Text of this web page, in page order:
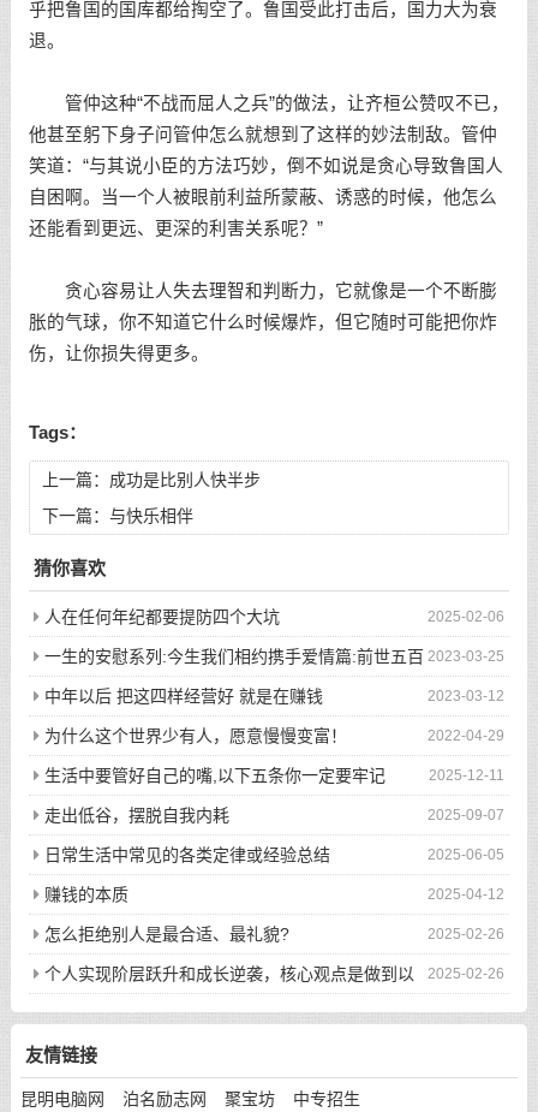
乎把鲁国的国库都给掏空了。鲁国受此打击后，国力大为衰
退。
管仲这种“不战而屈人之兵”的做法，让齐桓公赞叹不已，
他甚至躬下身子问管仲怎么就想到了这样的妙法制敌。管仲
笑道：“与其说小臣的方法巧妙，倒不如说是贪心导致鲁国人
自困啊。当一个人被眼前利益所蒙蔽、诱惑的时候，他怎么
还能看到更远、更深的利害关系呢？”
贪心容易让人失去理智和判断力，它就像是一个不断膨
胀的气球，你不知道它什么时候爆炸，但它随时可能把你炸
伤，让你损失得更多。
Tags：
上一篇： 成功是比别人快半步
下一篇： 与快乐相伴
猜你喜欢
2025-02-06
人在任何年纪都要提防四个大坑
2023-03-25
一生的安慰系列:今生我们相约携手爱情篇:前世五百
次的回眸才换来今生的相遇
2023-03-12
中年以后 把这四样经营好 就是在赚钱
2022-04-29
为什么这个世界少有人，愿意慢慢变富！
2025-12-11
生活中要管好自己的嘴,以下五条你一定要牢记
2025-09-07
走出低谷，摆脱自我内耗
2025-06-05
日常生活中常见的各类定律或经验总结
2025-04-12
赚钱的本质
2025-02-26
怎么拒绝别人是最合适、最礼貌?
2025-02-26
个人实现阶层跃升和成长逆袭，核心观点是做到以
下八件事
友情链接
昆明电脑网 泊名励志网 聚宝坊 中专招生